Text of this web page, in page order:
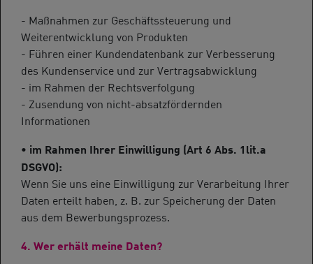
- Maßnahmen zur Geschäftssteuerung und
Weiterentwicklung von Produkten
- Führen einer Kundendatenbank zur Verbesserung
des Kundenservice und zur Vertragsabwicklung
- im Rahmen der Rechtsverfolgung
- Zusendung von nicht-absatzfördernden
Informationen
• im Rahmen Ihrer Einwilligung (Art 6 Abs. 1lit.a
DSGVO):
Wenn Sie uns eine Einwilligung zur Verarbeitung Ihrer
Daten erteilt haben, z. B. zur Speicherung der Daten
aus dem Bewerbungsprozess.
4. Wer erhält meine Daten?